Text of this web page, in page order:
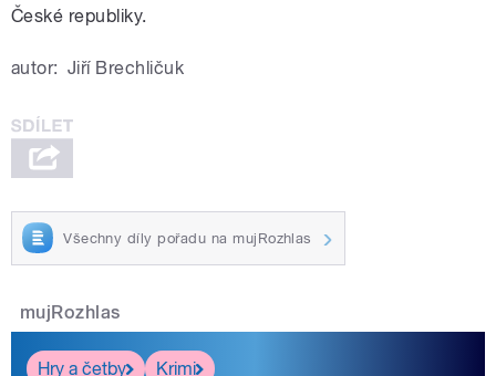
České republiky.
autor: Jiří Brechličuk
Všechny díly pořadu na mujRozhlas
mujRozhlas
Hry a četby Krimi